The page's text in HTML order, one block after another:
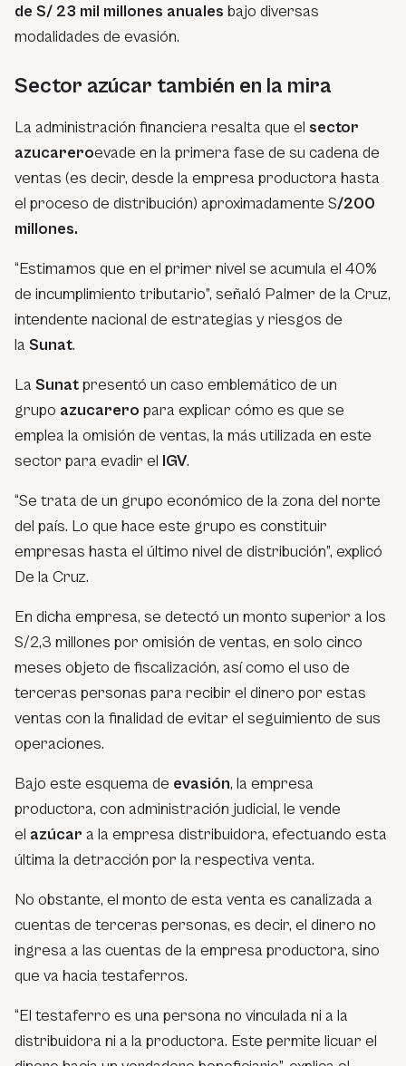
de S/ 23 mil millones anuales bajo diversas
modalidades de evasión.
Sector azúcar también en la mira
La administración financiera resalta que el sector
azucareroevade en la primera fase de su cadena de
ventas (es decir, desde la empresa productora hasta
el proceso de distribución) aproximadamente S/200
millones.
“Estimamos que en el primer nivel se acumula el 40%
de incumplimiento tributario”, señaló Palmer de la Cruz,
intendente nacional de estrategias y riesgos de
la Sunat.
La Sunatpresentó un caso emblemático de un
grupo azucarero para explicar cómo es que se
emplea la omisión de ventas, la más utilizada en este
sector para evadir el IGV.
“Se trata de un grupo económico de la zona del norte
del país. Lo que hace este grupo es constituir
empresas hasta el último nivel de distribución”, explicó
De la Cruz.
En dicha empresa, se detectó un monto superior a los
S/2,3 millones por omisión de ventas, en solo cinco
meses objeto de fiscalización, así como el uso de
terceras personas para recibir el dinero por estas
ventas con la finalidad de evitar el seguimiento de sus
operaciones.
Bajo este esquema de evasión, la empresa
productora, con administración judicial, le vende
el azúcar a la empresa distribuidora, efectuando esta
última la detracción por la respectiva venta.
No obstante, el monto de esta venta es canalizada a
cuentas de terceras personas, es decir, el dinero no
ingresa a las cuentas de la empresa productora, sino
que va hacia testaferros.
“El testaferro es una persona no vinculada ni a la
distribuidora ni a la productora. Este permite licuar el